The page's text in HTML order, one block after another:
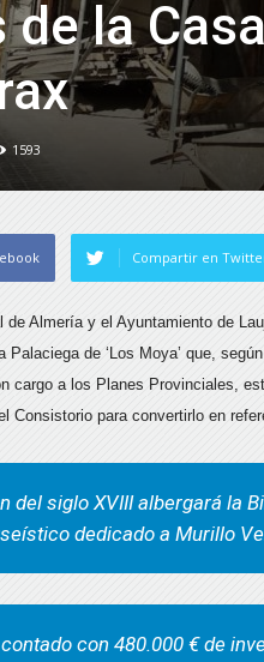
de la
1593
Compartir en
de Almería y el Ayuntamiento de
Palaciega de ‘Los Moya’ que,
cargo a los Planes Provinciales,
Consistorio para convertirlo en
del siglo XVIII albergará la
dedicado a Murillo
con 480.000 € de